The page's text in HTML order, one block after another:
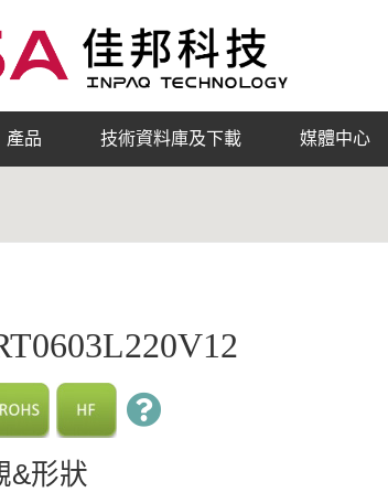
產品 技術資料庫及下載 媒體中心
&形狀